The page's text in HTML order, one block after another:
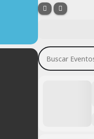
Buscar Eventos